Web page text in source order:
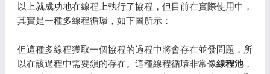
以上就成功地在線程上執行了協程，但目前在實際使用中，
其實是一種多線程循環，如下圖所示：
但這種多線程獲取一個協程的過程中將會存在並發問題，所
以在該過程中需要鎖的存在。這種線程循環非常像線程池，